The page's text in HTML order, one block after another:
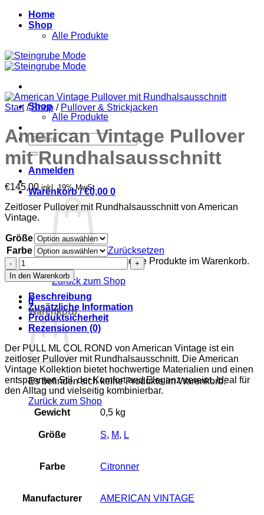
Zum
Inhalt
Home
Shop
Alle Produkte
Shop
Alle Produkte
Suchen
nach:
Anmelden
Warenkorb /€0,00 0
Es befinden sich keine Produkte im Warenkorb.
Zurück zum Shop
0
Warenkorb
Es befinden sich keine Produkte im Warenkorb.
Zurück zum Shop
Start / Shop / Pullover & Strickjacken
American Vintage Pullover
mit Rundhalsausschnitt
€145,00 inkl. 19% MwSt.
Zeitloser Pullover mit Rundhalsausschnitt von American
Vintage.
Größe
Farbe
Zurücksetzen
American
Vintage
Pullover
mit
Rundhalsausschnitt
Menge
In den Warenkorb
Beschreibung
Zusätzliche Information
Produktsicherheit
Rezensionen (0)
Der PULL ML COL ROND von American Vintage ist ein
zeitloser Pullover mit Rundhalsausschnitt. Die American
Vintage Kollektion bietet hochwertige Materialien und einen
entspannten Stil, der Komfort und Eleganz vereint. Ideal für
den Alltag und vielseitig kombinierbar.
Gewicht 0,5 kg
Größe S, M, L
Farbe Citronner
Manufacturer AMERICAN VINTAGE